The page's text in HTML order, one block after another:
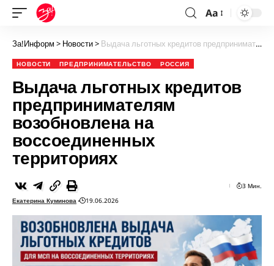
Aa
За!Информ > Новости> Выдача льготных кредитов предпринимателям возобновлена на воссоединенных территориях
НОВОСТИ ПРЕДПРИНИМАТЕЛЬСТВО РОССИЯ
Выдача льготных кредитов
предпринимателям
возобновлена на
воссоединенных
территориях
Екатерина Куминова 19.06.2026
3 Мин.